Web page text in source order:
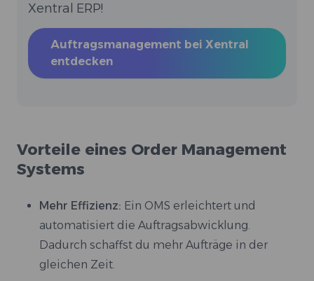
Xentral ERP!
Auftragsmanagement bei Xentral
entdecken
Vorteile eines Order Management
Systems
Mehr Effizienz: Ein OMS erleichtert und
automatisiert die Auftragsabwicklung.
Dadurch schaffst du mehr Aufträge in der
gleichen Zeit.